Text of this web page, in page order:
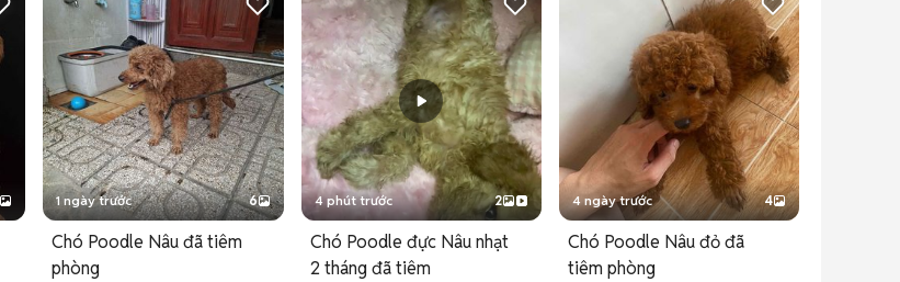
1 ngày trước 6
Chó Poodle Nâu đã tiêm
phòng
4 phút trước 2
Chó Poodle đực Nâu nhạt
2 tháng đã tiêm
4 ngày trước 4
Chó Poodle Nâu đỏ đã
tiêm phòng